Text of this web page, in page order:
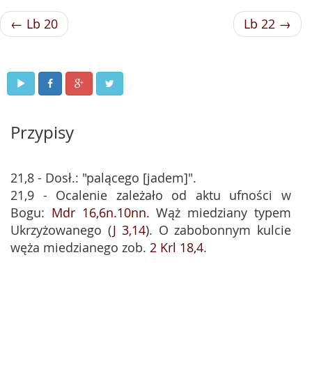
← Lb 20 Lb 22 →
Przypisy
21,8 - Dosł.: "palącego [jadem]".
21,9 - Ocalenie zależało od aktu ufności w
Bogu: Mdr 16,6n.10nn. Wąż miedziany typem
Ukrzyżowanego (J 3,14). O zabobonnym kulcie
węża miedzianego zob. 2 Krl 18,4.